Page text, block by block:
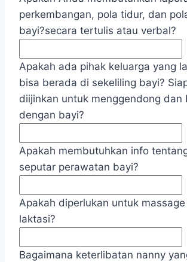
perkembangan, pola tidur, dan
bayi?secara tertulis atau verbal?
Apakah ada pihak keluarga yang
bisa berada di sekeliling bayi?
diijinkan untuk menggendong dan
dengan bayi?
Apakah membutuhkan info
seputar perawatan bayi?
Apakah diperlukan untuk
laktasi?
Bagaimana keterlibatan nanny